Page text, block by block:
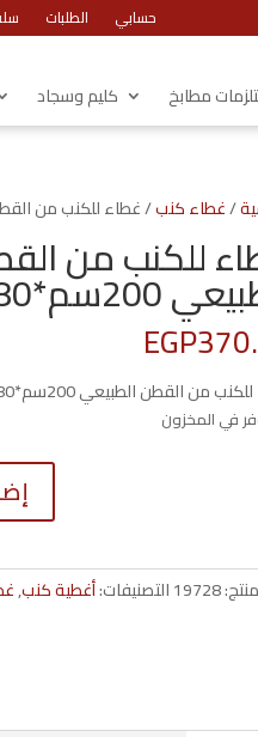
حسابي الطلبات
مطابخ كليم وسجاد
/غطاء كنب/ غطاء للكنب من القطن
للكنب من
200سم*80 سم
EGP
من القطن الطبيعي 200سم*80 سم
19728التصنيفات:أغطية كنب,